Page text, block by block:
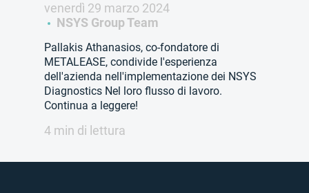
venerdì 29 marzo 2024
NSYS Group Team
Pallakis Athanasios, co-fondatore di
METALEASE, condivide l'esperienza
dell'azienda nell'implementazione dei NSYS
Diagnostics Nel loro flusso di lavoro.
Continua a leggere!
4 min di lettura